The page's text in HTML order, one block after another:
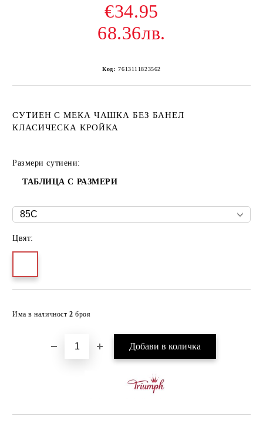
€34.95
68.36лв.
Код: 7613111823562
СУТИЕН С МЕКА ЧАШКА БЕЗ БАНЕЛ
КЛАСИЧЕСКА КРОЙКА
Размери сутиени:
ТАБЛИЦА С РАЗМЕРИ
Цвят:
Има в наличност 2 броя